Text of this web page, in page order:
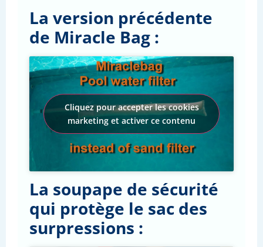
La version précédente
de Miracle Bag :
Cliquez pour accepter les cookies
marketing et activer ce contenu
La soupape de sécurité
qui protège le sac des
surpressions :